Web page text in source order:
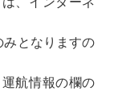
みとなりますの
航情報の欄の